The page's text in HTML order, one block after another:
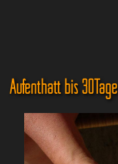
Aufenthatt bis 30Tage